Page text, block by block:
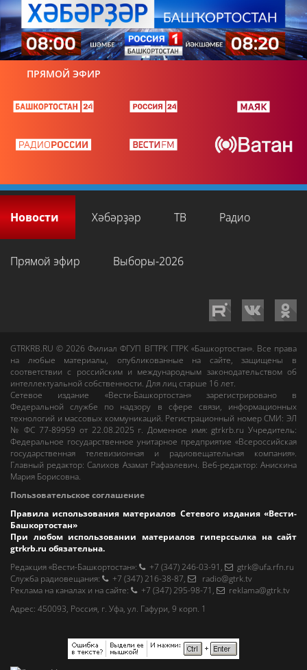
ПРЯМОЙ ЭФИР
Новости Хәбәрҙәр ТВ Радио
Прямой эфир Выборы-2026
GTRKRB.RU © 2026Филиал ФГУП ВГТРК ГТРК «Башкортостан». Все права
на любые материалы, опубликованные на сайте, защищены в
соответствии с российским и международным законодательством об
интеллектуальной собственности. Для лиц старше 16 лет.
Сетевое издание «Вести-Башкортостан»зарегистрировано в
Федеральной службе по надзору в сфере связи, информационных
технологий и массовых коммуникаций. Регистрационный номер СМИ: ЭЛ
№ ФС 77-89959 от 22.08.2025 г. Доменное имя:gtrkrb.ru Учредитель:
Федеральное государственное унитарное предприятие «Всероссийская
государственная телевизионная и радиовещательная компания».
Главный редактор:Салихов Азамат Рафаэлевич. Веб-редактор:Анискина
Мария Борисовна.
Пользовательское соглашение
Правила использования материалов Сетевого издания «Вести-
Башкортостан»
При любом использовании материалов гиперссылка на сайт
gtrkrb.ru обязательна.
Редакция «Вести-Башкортостан»: +7 (347) 246-03-91 ,
gtrk@ufa.rfn.ru
Cлужба радиовещания: +7 (347) 216-38-87,
radio@gtrk.tv
Реклама на каналах и на сайте: +7 (347) 295-98-71 ,
reklama@gtrk.tv
Адрес: 450093, Россия, г. Уфа, ул. Гафури, 9 корп. 1